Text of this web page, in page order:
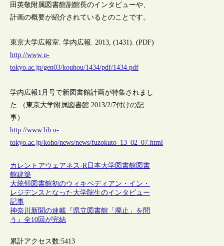
田英敬附属図書館副館長のインタビューや、
計画の概要が紹介されているとのことです。
東京大学広報室. 学内広報. 2013, (1431). (PDF)
http://www.u-
tokyo.ac.jp/gen03/kouhou/1434/pdf/1434.pdf
学内広報1月号で新図書館計画が特集されまし
た （東京大学附属図書館 2013/2/7付けの記
事）
http://www.lib.u-
tokyo.ac.jp/koho/news/news/fuzokuto_13_02_07.html
カレントアウェアネス-R日本大学図書館図書
館建築
大統領図書館初のウィキペディアン・イン・
レジデンスとなった大学院生のインタビュー
記事
神奈川新聞の連載『県立図書館「廃止」を問
う』全10回が完結
累計アクセス数:5413